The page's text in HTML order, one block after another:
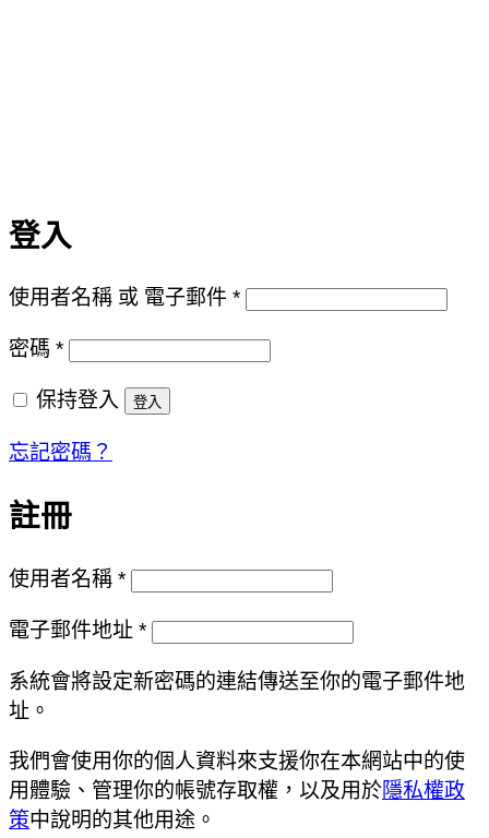
登入
使用者名稱 或 電子郵件 *必
密碼 *必
保持登入
登入
忘記密碼？
註冊
使用者名稱 *必
電子郵件地址 *必
系統會將設定新密碼的連結傳送至你的電子郵件地
址。
我們會使用你的個人資料來支援你在本網站中的使
用體驗、管理你的帳號存取權，以及用於隱私權政
策中說明的其他用途。